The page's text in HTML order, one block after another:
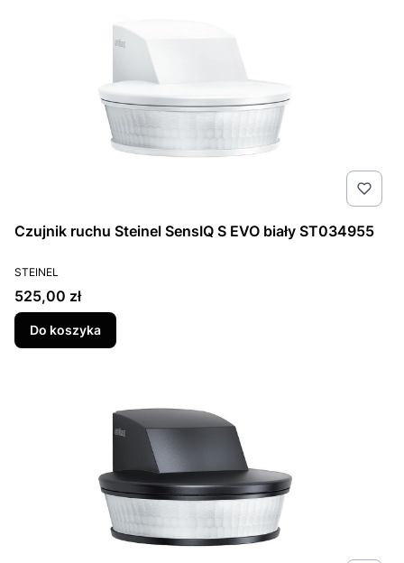
Czujnik ruchu Steinel SensIQ S EVO biały ST034955
PRODUCENT
STEINEL
Cena
525,00 zł
Do koszyka